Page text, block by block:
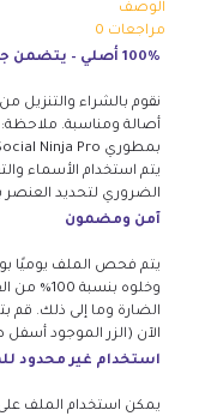
الوصف
مراجعات 0
100% أصلي – يتضمن جميع الميزات المتميزة.
نقوم بالشراء والتنزيل
أصالة ومناسبة.
يتم استخدام الأسماء
الضروري لتحديد
آمن ومضمون
وخلوه
الضارة وما إلى ذلك. قم
الآن (الزر الموجود
استخدام غير محدود
يمكن استخدام الملف